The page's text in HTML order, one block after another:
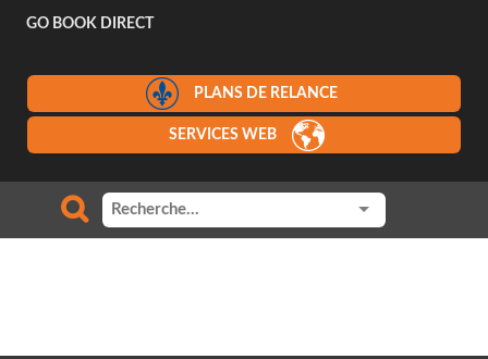
GO BOOK DIRECT
PLANS DE RELANCE
SERVICES WEB